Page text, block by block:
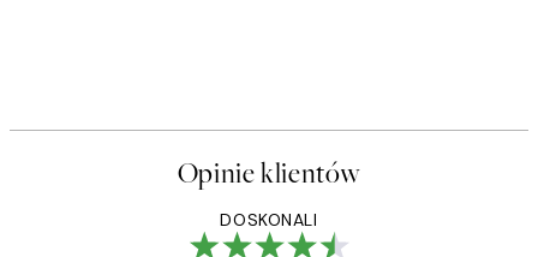
Opinie klientów
DOSKONALI